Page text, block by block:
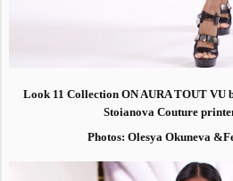
Look 11 Collection ON AURA TOUT VU
Stoianova Couture
Photos: Olesya Okuneva